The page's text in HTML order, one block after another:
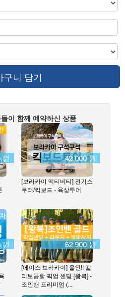
구니 담기
이 함께 예약하신 상품
원 42,000 원
[보라카이 액티비티] 전기스
쿠터/킥보드 - 육상투어
원 62,900 원
[에이스 보라카이] 올인!! 칼
리보공항 픽업 샌딩 [왕복] -
조인밴 프리미엄 (...